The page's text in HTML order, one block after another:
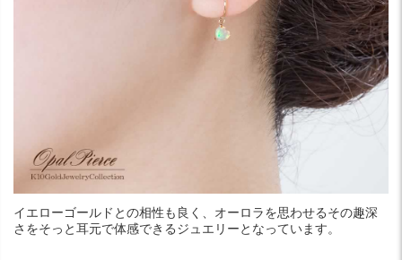
イエローゴールドとの相性も良く、オーロラを思わせるその趣深
さをそっと耳元で体感できるジュエリーとなっています。